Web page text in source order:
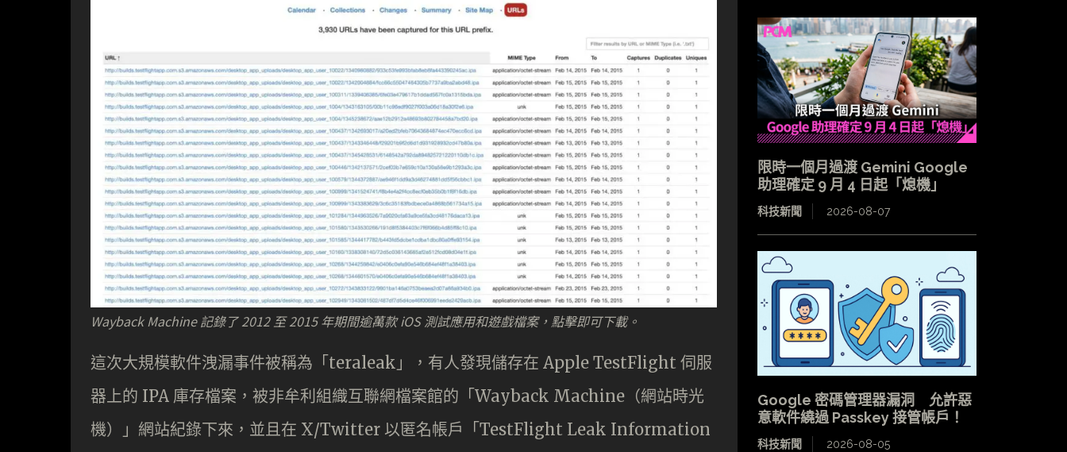
Wayback Machine 記錄了 2012 至 2015 年期間逾萬款 iOS 測試應用和遊戲檔案，點擊即可下載。
這次大規模軟件洩漏事件被稱為「teraleak」，有人發現儲存在 Apple TestFlight 伺服
器上的 IPA 庫存檔案，被非牟利組織互聯網檔案館的「Wayback Machine（網站時光
機）」網站紀錄下來，並且在 X/Twitter 以匿名帳戶「TestFlight Leak Information
限時一個月過渡 Gemini Google
助理確定 9 月 4 日起「熄機」
科技新聞 2026-08-07
Google 密碼管理器漏洞 允許惡
意軟件繞過 Passkey 接管帳戶！
科技新聞 2026-08-05